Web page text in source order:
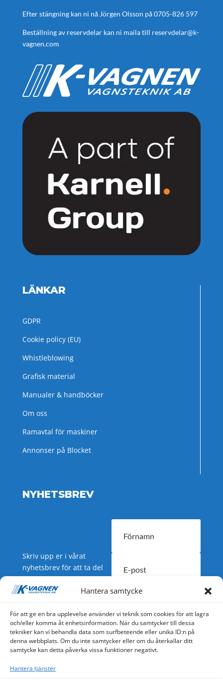
Hantera samtycke
För att ge en bra upplevelse använder vi teknik som cookies för att lagra
och/eller komma åt enhetsinformation. När du samtycker till dessa
tekniker kan vi behandla data som surfbeteende eller unika ID:n på
denna webbplats. Om du inte samtycker eller om du återkallar ditt
samtycke kan detta påverka vissa funktioner negativt.
Hantera tjänster
Efter stängning kan ni nå Jörgen Olsson på0705-826 597
Beställning av reservdelar kan ni maila till reservdelar@k-
vagnen.com
LÄNKAR
GDPR
Cookie policy (EU)
Whistleblowing
Grafisk material
Manualer & handböcker
Om oss
Ramavtal för maskiner
Annonser på Blocket
NYHETSBREV
Skriv upp er i vårat
nyhetsbrev för att ta del
av nyheter och
erbjudanden.
SUBSCRIBE
mer än 35 år till kommuner, kyrkogårdsförvaltningar,